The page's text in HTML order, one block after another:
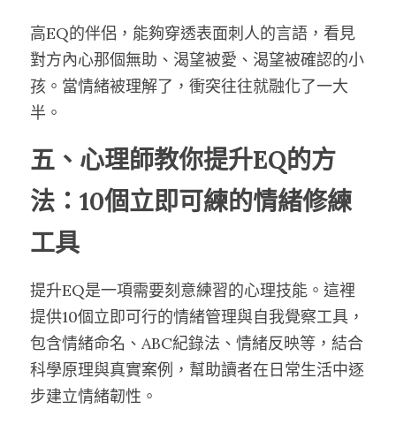
高EQ的伴侶，能夠穿透表面刺人的言語，看見
對方內心那個無助、渴望被愛、渴望被確認的小
孩。當情緒被理解了，衝突往往就融化了一大
半。
五、心理師教你提升EQ的方
法：10個立即可練的情緒修練
工具
提升EQ是一項需要刻意練習的心理技能。這裡
提供10個立即可行的情緒管理與自我覺察工具，
包含情緒命名、ABC紀錄法、情緒反映等，結合
科學原理與真實案例，幫助讀者在日常生活中逐
步建立情緒韌性。